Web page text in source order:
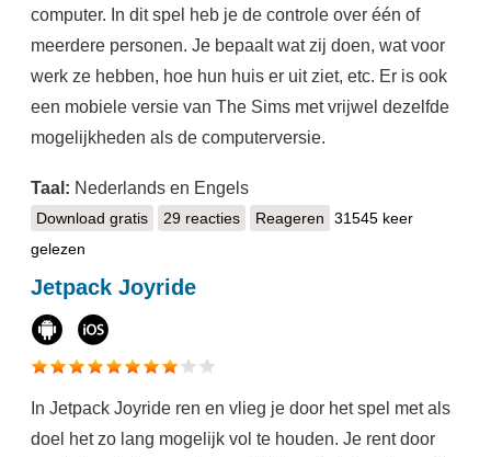
computer. In dit spel heb je de controle over één of
meerdere personen. Je bepaalt wat zij doen, wat voor
werk ze hebben, hoe hun huis er uit ziet, etc. Er is ook
een mobiele versie van The Sims met vrijwel dezelfde
mogelijkheden als de computerversie.
Taal: Nederlands en Engels
Download gratisThe Sims FreePlay
29 reacties Reageren
31545 keer
gelezen
Jetpack Joyride
In Jetpack Joyride ren en vlieg je door het spel met als
doel het zo lang mogelijk vol te houden. Je rent door